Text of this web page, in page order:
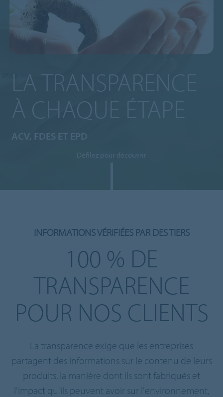
LA TRANSPARENCE
À CHAQUE ÉTAPE
ACV, FDES ET EPD
Défilez pour découvrir
INFORMATIONS VÉRIFIÉES PAR DES TIERS
100 % DE
TRANSPARENCE
POUR NOS CLIENTS
La transparence exige que les entreprises
partagent des informations sur le contenu de leurs
produits, la manière dont ils sont fabriqués et
l'impact qu'ils peuvent avoir sur l'environnement,